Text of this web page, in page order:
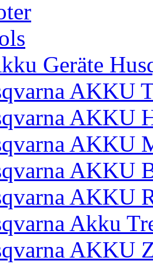
Geräte
AKKU
AKKU
AKKU
AKKU
AKKU
Akku
AKKU